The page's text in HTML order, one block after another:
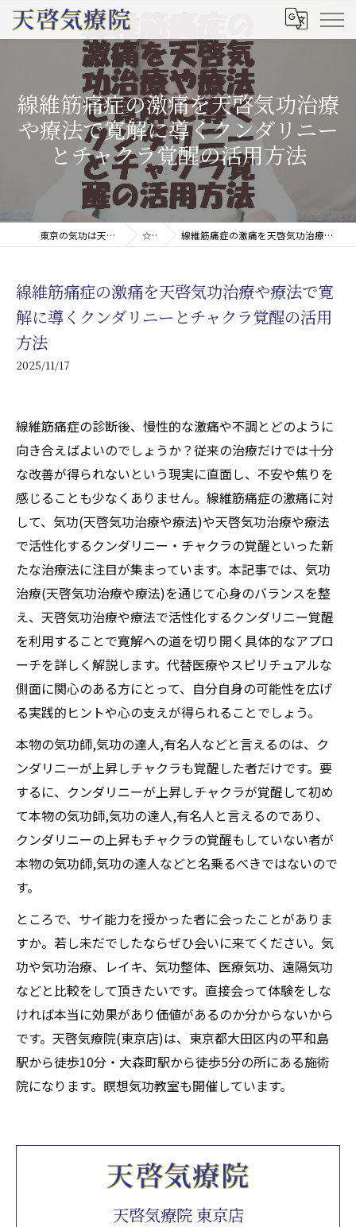
線維筋痛症の激痛を天啓気功治療
や療法で寛解に導くクンダリニー
とチャクラ覚醒の活用方法
東京の気功は天啓気療院(天啓気功療法治療院) ☆コラム 線維筋痛症の激痛を天啓気功治療や療法で寛解に導くクンダリニーとチャクラ覚醒の活用方法
線維筋痛症の激痛を天啓気功治療や療法で寛
解に導くクンダリニーとチャクラ覚醒の活用
方法
2025/11/17
線維筋痛症の診断後、慢性的な激痛や不調とどのように
向き合えばよいのでしょうか？従来の治療だけでは十分
な改善が得られないという現実に直面し、不安や焦りを
感じることも少なくありません。線維筋痛症の激痛に対
して、気功(天啓気功治療や療法)や天啓気功治療や療法
で活性化するクンダリニー・チャクラの覚醒といった新
たな治療法に注目が集まっています。本記事では、気功
治療(天啓気功治療や療法)を通じて心身のバランスを整
え、天啓気功治療や療法で活性化するクンダリニー覚醒
を利用することで寛解への道を切り開く具体的なアプロ
ーチを詳しく解説します。代替医療やスピリチュアルな
側面に関心のある方にとって、自分自身の可能性を広げ
る実践的ヒントや心の支えが得られることでしょう。
本物の気功師,気功の達人,有名人などと言えるのは、ク
ンダリニーが上昇しチャクラも覚醒した者だけです。要
するに、クンダリニーが上昇しチャクラが覚醒して初め
て本物の気功師,気功の達人,有名人と言えるのであり、
クンダリニーの上昇もチャクラの覚醒もしていない者が
本物の気功師,気功の達人などと名乗るべきではないので
す。
ところで、サイ能力を授かった者に会ったことがありま
すか。若し未だでしたならぜひ会いに来てください。気
功や気功治療、レイキ、気功整体、医療気功、遠隔気功
などと比較をして頂きたいです。直接会って体験をしな
ければ本当に効果があり価値があるのか分からないから
です。天啓気療院(東京店)は、東京都大田区内の平和島
駅から徒歩10分・大森町駅から徒歩5分の所にある施術
院になります。瞑想気功教室も開催しています。
天啓気療院 東京店